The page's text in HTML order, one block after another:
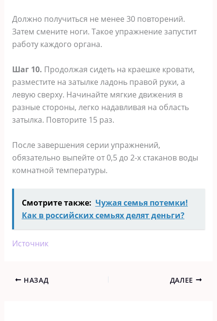
Должно получиться не менее 30 повторений.
Затем смените ноги. Такое упражнение запустит
работу каждого органа.
Шаг 10. Продолжая сидеть на краешке кровати,
разместите на затылке ладонь правой руки, а
левую сверху. Начинайте мягкие движения в
разные стороны, легко надавливая на область
затылка. Повторите 15 раз.
После завершения серии упражнений,
обязательно выпейте от 0,5 до 2-х стаканов воды
комнатной температуры.
Смотрите также: Чужая семья потемки!
Как в российских семьях делят деньги?
Источник
НАЗАД ДАЛЕЕ